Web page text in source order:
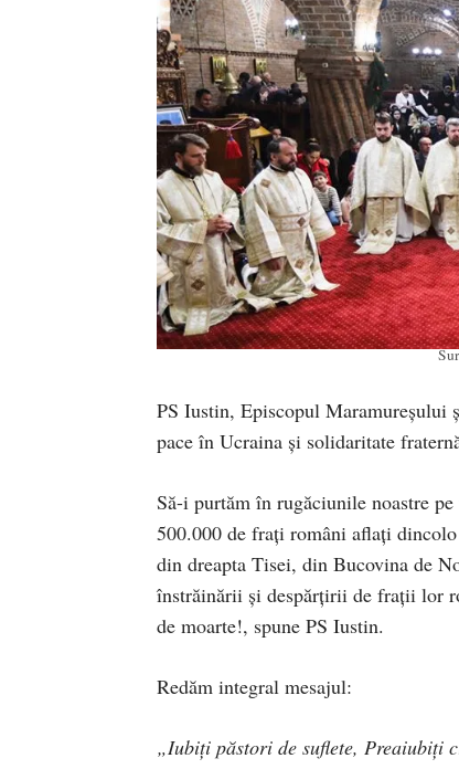
PS Iustin, Episcopul Maramureșului
pace în Ucraina și solidaritate
Să-i purtăm în rugăciunile noastre
500.000 de frați români aflați
din dreapta Tisei, din Bucovina de
înstrăinării și despărțirii de frații lor
de moarte!, spune PS Iustin.
Redăm integral mesajul:
„Iubiți păstori de suflete, Preaiubiți